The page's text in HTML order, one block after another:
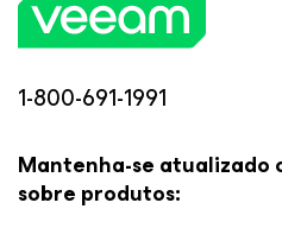
1-800-691-1991
Mantenha-se atualizado
sobre produtos: